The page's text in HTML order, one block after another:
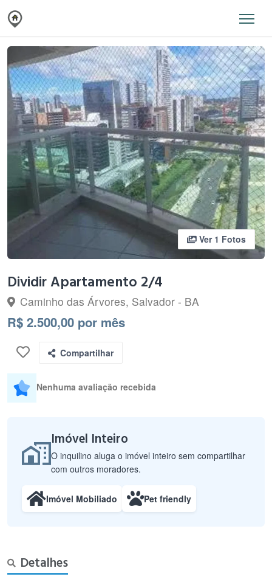
Ver 1 Fotos
Dividir Apartamento 2/4
Caminho das Árvores, Salvador - BA
R$ 2.500,00 por mês
Compartilhar
Nenhuma avaliação recebida
Imóvel Inteiro
O inquilino aluga o imóvel inteiro sem compartilhar
com outros moradores.
Imóvel Mobiliado Pet friendly
Detalhes